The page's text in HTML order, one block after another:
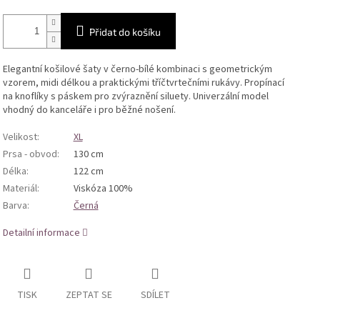
Přidat do košíku
Elegantní košilové šaty v černo-bílé kombinaci s geometrickým
vzorem, midi délkou a praktickými tříčtvrtečními rukávy. Propínací
na knoflíky s páskem pro zvýraznění siluety. Univerzální model
vhodný do kanceláře i pro běžné nošení.
Velikost:
XL
Prsa - obvod:
130 cm
Délka:
122 cm
Materiál:
Viskóza 100%
Barva:
Černá
Detailní informace
TISK ZEPTAT SE SDÍLET